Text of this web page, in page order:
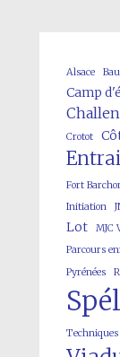
Alsace
Camp
Crotot
Fort
Initiation
Lot MJC
Parcours
Pyrénées